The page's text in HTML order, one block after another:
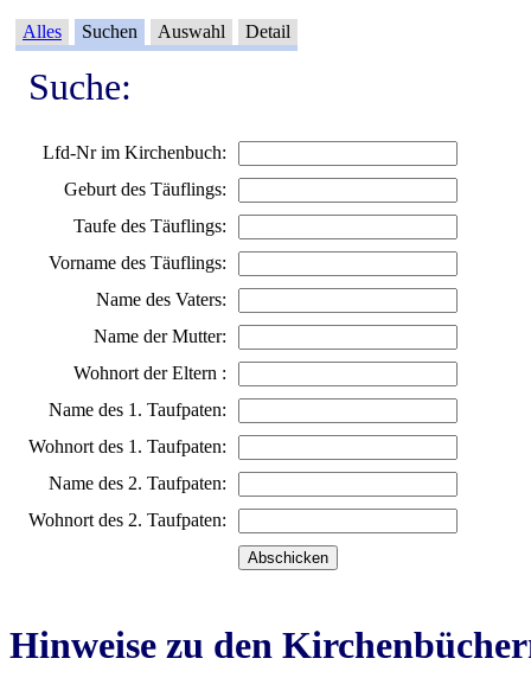
Alles Suchen Auswahl Detail
Suche:
Lfd-Nr im Kirchenbuch:
Geburt des Täuflings:
Taufe des Täuflings:
Vorname des Täuflings:
Name des Vaters:
Name der Mutter:
Wohnort der Eltern :
Name des 1. Taufpaten:
Wohnort des 1. Taufpaten:
Name des 2. Taufpaten:
Wohnort des 2. Taufpaten:
Hinweise zu den